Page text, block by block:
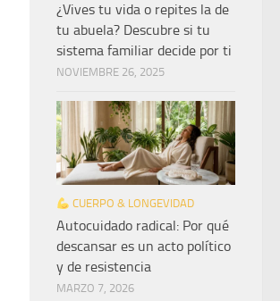
¿Vives tu vida o repites la de
tu abuela? Descubre si tu
sistema familiar decide por ti
NOVIEMBRE 26, 2025
CUERPO & LONGEVIDAD
Autocuidado radical: Por qué
descansar es un acto político
y de resistencia
MARZO 7, 2026